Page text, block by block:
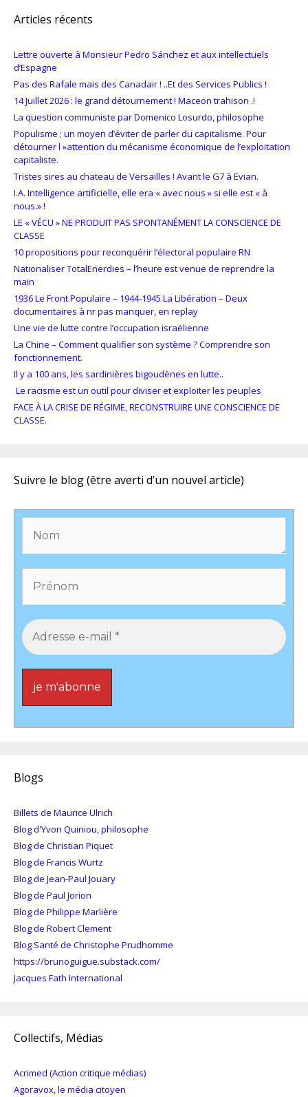
Articles récents
Lettre ouverte à Monsieur Pedro Sánchez et aux intellectuels
d’Espagne
Pas des Rafale mais des Canadair ! ..Et des Services Publics !
14 Juillet 2026 : le grand détournement ! Maceon trahison .!
La question communiste par Domenico Losurdo, philosophe
Populisme ; un moyen d’éviter de parler du capitalisme. Pour
détourner l »attention du mécanisme économique de l’exploitation
capitaliste.
Tristes sires au chateau de Versailles ! Avant le G7 à Evian.
I.A. Intelligence artificielle, elle era « avec nous » si elle est « à
nous.» !
LE « VÉCU » NE PRODUIT PAS SPONTANÉMENT LA CONSCIENCE DE
CLASSE
10 propositions pour reconquérir l’électoral populaire RN
Nationaliser TotalEnerdies – l’heure est venue de reprendre la
main
1936 Le Front Populaire – 1944-1945 La Libération – Deux
documentaires à nr pas manquer, en replay
Une vie de lutte contre l’occupation israëlienne
La Chine – Comment qualifier son système ? Comprendre son
fonctionnement.
Il y a 100 ans, les sardinières bigoudènes en lutte..
Le racisme est un outil pour diviser et exploiter les peuples
FACE À LA CRISE DE RÉGIME, RECONSTRUIRE UNE CONSCIENCE DE
CLASSE.
Suivre le blog (être averti d’un nouvel article)
Blogs
Billets de Maurice Ulrich
Blog d'Yvon Quiniou, philosophe
Blog de Christian Piquet
Blog de Francis Wurtz
Blog de Jean-Paul Jouary
Blog de Paul Jorion
Blog de Philippe Marlière
Blog de Robert Clement
Blog Santé de Christophe Prudhomme
https://brunoguigue.substack.com/
Jacques Fath International
Collectifs, Médias
Acrimed (Action critique médias)
Agoravox, le média citoyen